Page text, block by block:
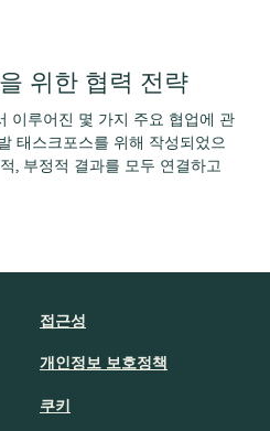
위한 협력 전략
이루어진 몇 가지 주요 협업에 관
태스크포스를 위해 작성되었으
, 부정적 결과를 모두 연결하고
접근성
개인정보 보호정책
쿠키